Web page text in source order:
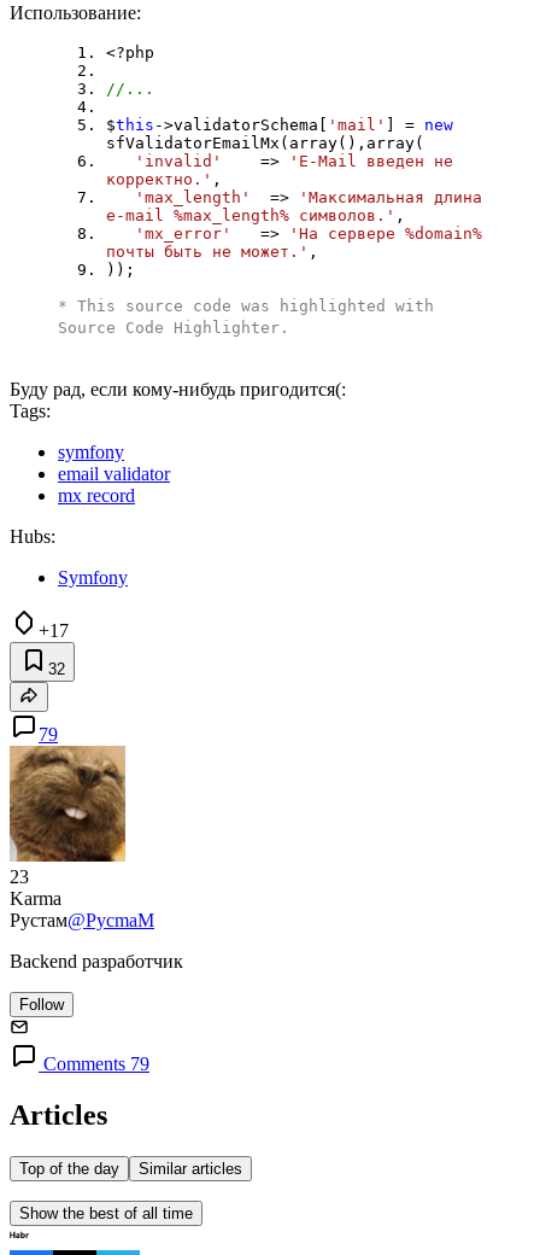
Использование:
<?php
//...
$this ->validatorSchema[ 'mail' ] = new
sfValidatorEmailMx(array(),array(
'invalid'
=>
'E-Mail введен не
корректно.' ,
'max_length'
=>
'Максимальная длина
e-mail %max_length% символов.' ,
'mx_error'
=>
'На сервере %domain%
почты быть не может.' ,
));
* This source code was highlighted with
Source Code Highlighter .
Буду рад, если кому-нибудь пригодится(:
Tags:
symfony
email validator
mx record
Hubs:
Symfony
+17
32
79
23
Karma
Рустам@PycmaM
Backend разработчик
Follow
Comments 79
Articles
Top of the day Similar articles
Show the best of all time